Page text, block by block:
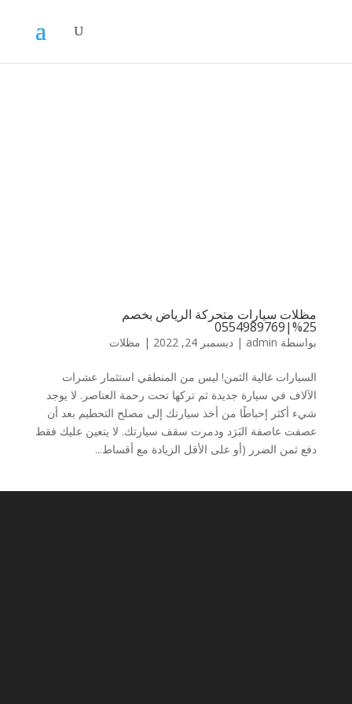
مظلات سيارات متحركة الرياض بخصم
25%|0554989769
بواسطة admin
| ديسمبر 24, 2022 | مظلات
السيارات غالية الثمن! ليس من المنطقي استثمار عشرات
الآلاف في سيارة جديدة ثم تركها تحت رحمة العناصر. لا يوجد
شيء أكثر إحباطًا من أخذ سيارتك إلى مصلح التحطيم بعد أن
عصفت عاصفة البَرَد ودمرت سقف سيارتك. لا يتعين عليك فقط
دفع ثمن الضرر (أو على الأقل الزيادة مع أقساط...